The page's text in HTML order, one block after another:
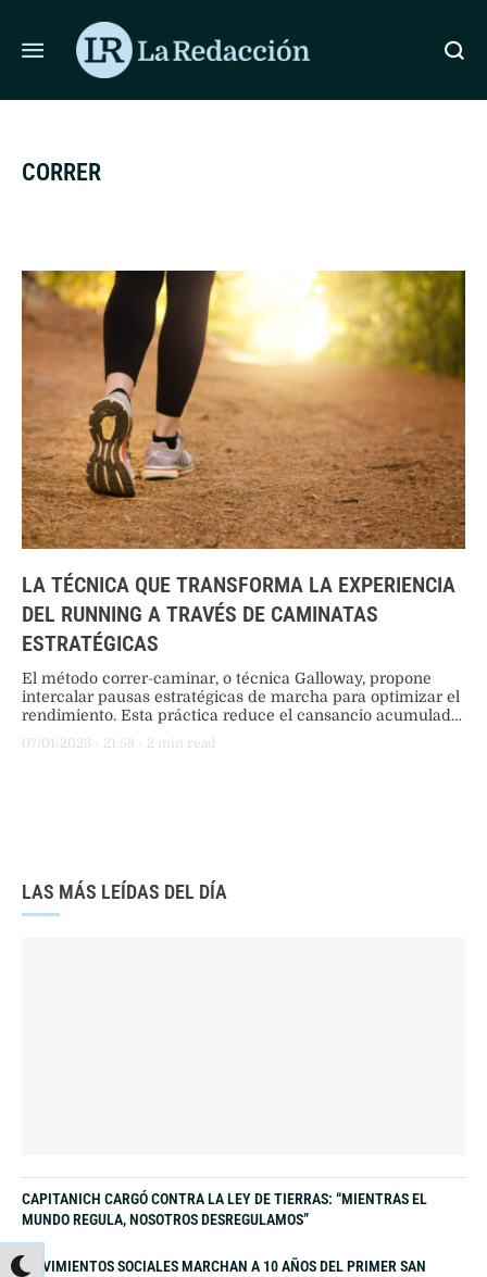
ÚLTIMAS NOTICIAS HALLAN DRON CON EXPLOSIVOS
CORRER
LA TÉCNICA QUE TRANSFORMA LA EXPERIENCIA
DEL RUNNING A TRAVÉS DE CAMINATAS
ESTRATÉGICAS
El método correr-caminar, o técnica Galloway, propone
intercalar pausas estratégicas de marcha para optimizar el
rendimiento. Esta práctica reduce el cansancio acumulado,
ser una estrategia eficaz tanto para principiantes como
07/01/2026 - 21:58 - 2 min read
LAS MÁS LEÍDAS DEL DÍA
CAPITANICH CARGÓ CONTRA LA LEY DE TIERRAS: “MIENTRAS EL
MUNDO REGULA, NOSOTROS DESREGULAMOS”
MOVIMIENTOS SOCIALES MARCHAN A 10 AÑOS DEL PRIMER SAN